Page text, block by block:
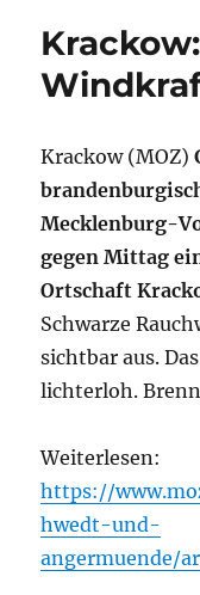
Krackow:
Krackow (MOZ)
Mecklenburg-
gegen Mittag
Ortschaft
Schwarze
sichtbar aus.
lichterloh.
Weiterlesen:
https://
hwedt-und-
angermuende/